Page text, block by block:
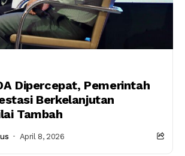
Dipercepat, Pemerintah
Berkelanjutan
Tambah
April 8, 2026